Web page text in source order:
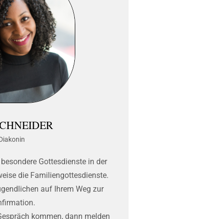
Gottesdienste in der
die Familiengottesdienste.
auf Ihrem Weg zur
kommen, dann melden